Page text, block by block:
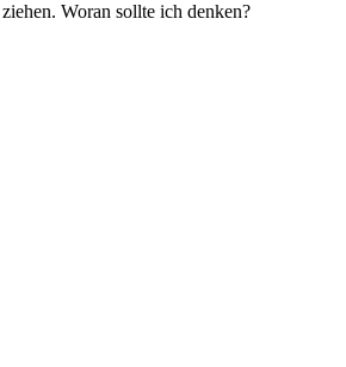
Woran sollte ich denken?